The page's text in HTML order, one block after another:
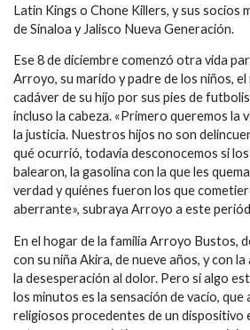
Latin Kings o Chone Killers, y sus socios
de Sinaloa y Jalisco Nueva Generación.
Ese 8 de diciembre comenzó otra vida
Arroyo, su marido y padre de los niños,
cadáver de su hijo por sus pies de
incluso la cabeza. «Primero queremos la
la justicia. Nuestros hijos no son
qué ocurrió, todavía desconocemos si
balearon, la gasolina con la que les
verdad y quiénes fueron los que
aberrante», subraya Arroyo a este
En el hogar de la familia Arroyo Bustos,
con su niña Akira, de nueve años, y con
la desesperación al dolor. Pero si algo
los minutos es la sensación de vacío,
religiosos procedentes de un dispositivo